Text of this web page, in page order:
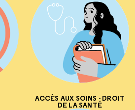
ACCÈS AUX SOINS - DROIT
DE LA SANTÉ